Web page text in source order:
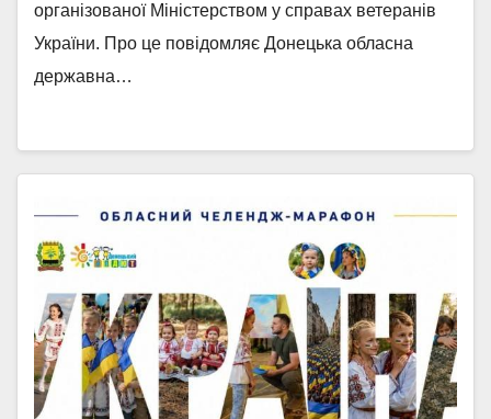
організованої Міністерством у справах ветеранів
України. Про це повідомляє Донецька обласна
державна…